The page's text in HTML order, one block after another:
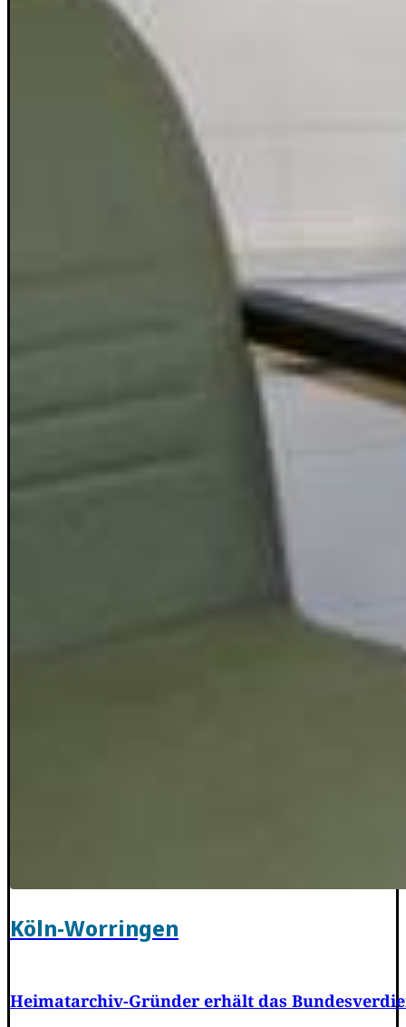
Köln-Worringen
Heimatarchiv-Gründer erhält das